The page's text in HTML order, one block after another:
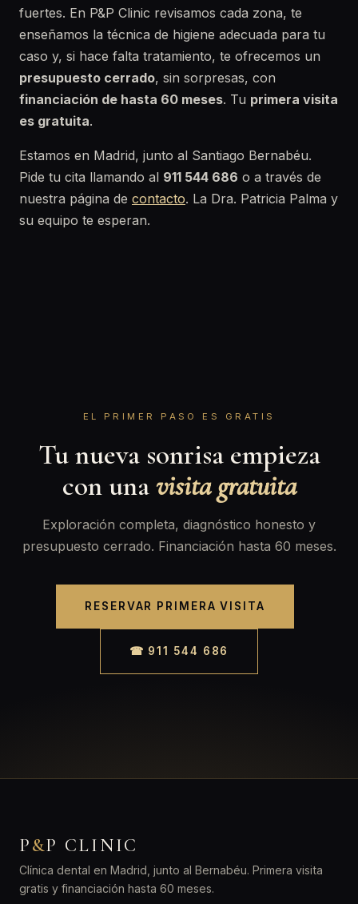
fuertes. En P&P Clinic revisamos cada zona, te
enseñamos la técnica de higiene adecuada para tu
caso y, si hace falta tratamiento, te ofrecemos un
presupuesto cerrado, sin sorpresas, con
financiación de hasta 60 meses. Tu primera visita
es gratuita.
Estamos en Madrid, junto al Santiago Bernabéu.
Pide tu cita llamando al 911 544 686 o a través de
nuestra página de contacto. La Dra. Patricia Palma y
su equipo te esperan.
EL PRIMER PASO ES GRATIS
Tu nueva sonrisa empieza
con unavisita gratuita
Exploración completa, diagnóstico honesto y
presupuesto cerrado. Financiación hasta 60 meses.
RESERVAR PRIMERA VISITA
☎ 911 544 686
P&P CLINIC
Clínica dental en Madrid, junto al Bernabéu. Primera visita
gratis y financiación hasta 60 meses.